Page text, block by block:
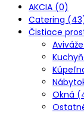
AKCIA (0)
Catering
Čistiace
Okná